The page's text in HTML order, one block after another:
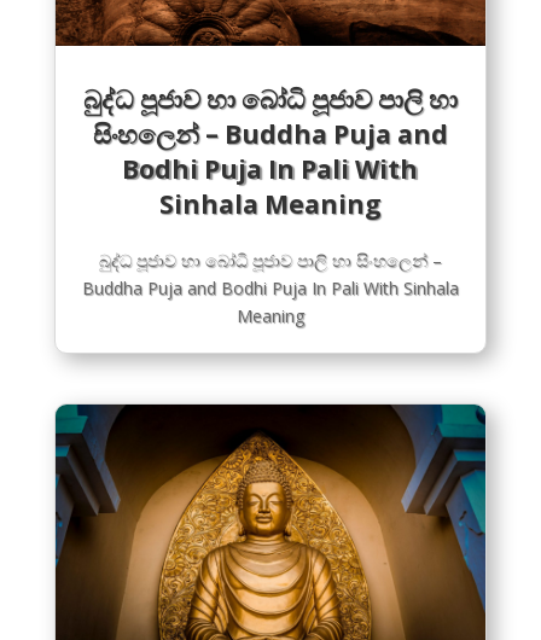
බුද්ධ පූජාව හා බෝධි පූජාව පාලි හා
සිංහලෙන් – Buddha Puja and
Bodhi Puja In Pali With
Sinhala Meaning
බුද්ධ පූජාව හා බෝධි පූජාව පාලි හා සිංහලෙන් –
Buddha Puja and Bodhi Puja In Pali With Sinhala
Meaning